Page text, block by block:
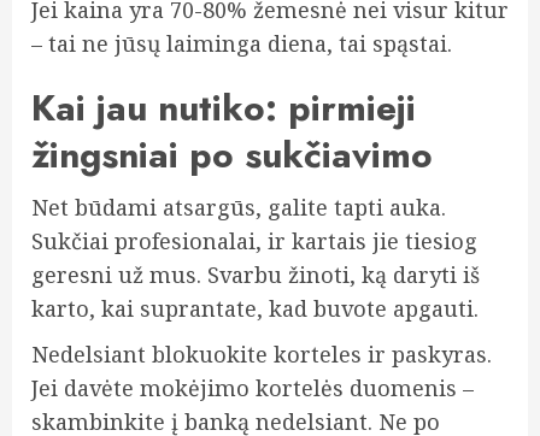
Jei kaina yra 70-80% žemesnė nei visur kitur
– tai ne jūsų laiminga diena, tai spąstai.
Kai jau nutiko: pirmieji
žingsniai po sukčiavimo
Net būdami atsargūs, galite tapti auka.
Sukčiai profesionalai, ir kartais jie tiesiog
geresni už mus. Svarbu žinoti, ką daryti iš
karto, kai suprantate, kad buvote apgauti.
Nedelsiant blokuokite korteles ir paskyras.
Jei davėte mokėjimo kortelės duomenis –
skambinkite į banką nedelsiant. Ne po